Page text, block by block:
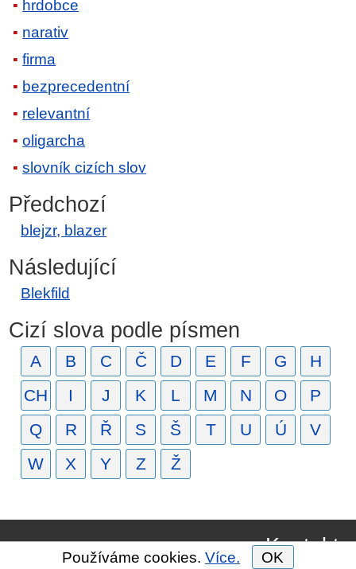
hrdobce
narativ
firma
bezprecedentní
relevantní
oligarcha
slovník cizích slov
Předchozí
blejzr, blazer
Následující
Blekfild
Cizí slova podle písmen
A B C Č D E F G
H
CH
I J K L M N O
P
Q
R Ř S Š T U Ú
V
W
X Y Z Ž
Kontakt
Používáme cookies. Více. OK